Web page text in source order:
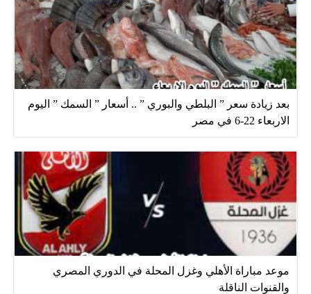
بعد زيادة سعر ” البلطي والبوري ” .. أسعار ” السمك ” اليوم
الاربعاء 22-6 في مصر
موعد مباراة الأهلي وغزل المحلة في الدوري المصري
والقنوات الناقلة